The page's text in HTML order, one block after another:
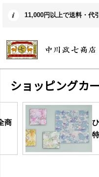
11,000円以上で送料・代
ショッピングカ
商